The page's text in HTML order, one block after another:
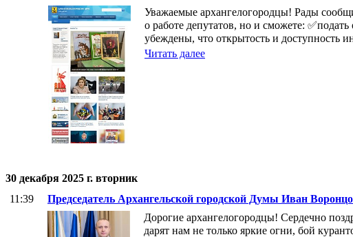
Уважаемые архангелогородцы! Рады
о работе депутатов, но и сможете:
убеждены, что открытость и
Читать далее
30 декабря 2025 г. вторник
11:39
Председатель Архангельской городской Думы Иван
Дорогие архангелогородцы! Сердечно
дарят нам не только яркие огни, бой